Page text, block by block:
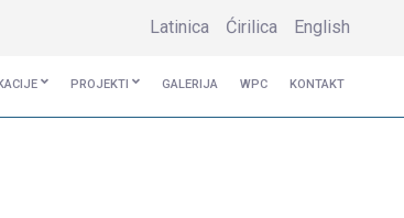
Latinica Ćirilica English
PROJEKTI GALERIJA WPC KONTAKT